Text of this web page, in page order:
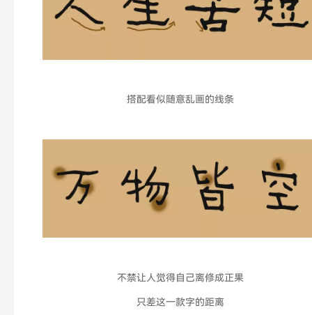
搭配看似随意乱画的线条
不禁让人觉得自己离修成正果
只差这一款字的距离